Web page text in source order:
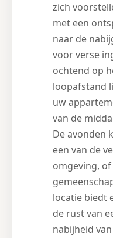
zich
met een
naar de
voor verse
ochtend op
loopafstand
uw
van de
De avonden
een van de
omgeving,
locatie biedt
de rust van
nabijheid